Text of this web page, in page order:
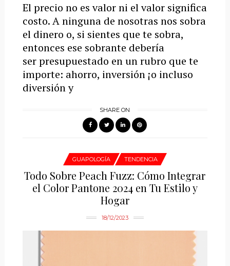
El precio no es valor ni el valor significa
costo. A ninguna de nosotras nos sobra
el dinero o, si sientes que te sobra,
entonces ese sobrante debería
ser presupuestado en un rubro que te
importe: ahorro, inversión ¡o incluso
diversión y
SHARE ON
GUAPOLOGÍA TENDENCIA
Todo Sobre Peach Fuzz: Cómo Integrar
el Color Pantone 2024 en Tu Estilo y
Hogar
18/12/2023